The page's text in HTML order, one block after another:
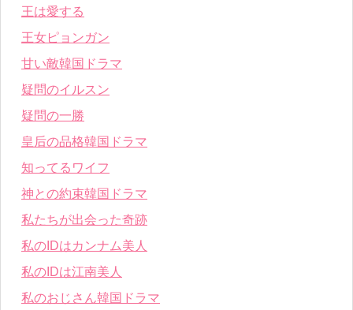
王は愛する
王女ピョンガン
甘い敵韓国ドラマ
疑問のイルスン
疑問の一勝
皇后の品格韓国ドラマ
知ってるワイフ
神との約束韓国ドラマ
私たちが出会った奇跡
私のIDはカンナム美人
私のIDは江南美人
私のおじさん韓国ドラマ